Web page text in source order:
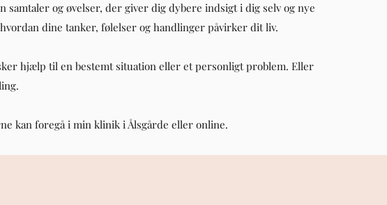
samtaler og øvelser, der giver dig dybere indsigt i dig selv og nye
dine tanker, følelser og handlinger påvirker dit liv.
hjælp til en bestemt situation eller et personligt problem. Eller
kan foregå i min klinik i Ålsgårde eller online.